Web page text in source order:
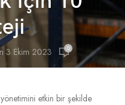
3 Ekim 2023 0
etkin bir şekilde